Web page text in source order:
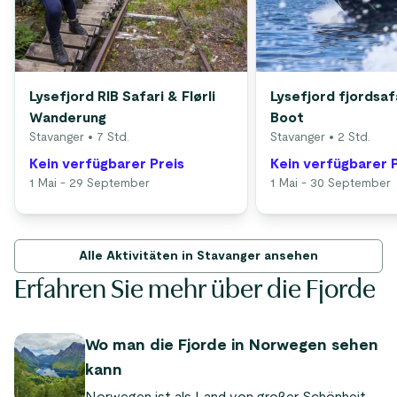
Lysefjord RIB Safari & Flørli
Wanderung
Stavanger • 7 Std.
Kein verfügbarer Preis
1 Mai - 29 September
Lysefjord
Boot
Stavanger • 2 Std.
Kein verfügbarer
1 Mai - 30 September
Alle Aktivitäten in Stavanger ansehen
Erfahren Sie mehr über die Fjorde
Wo man die Fjorde in Norwegen sehen
kann